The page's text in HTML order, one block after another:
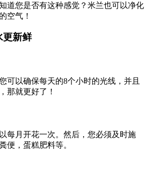
道您是否有这种感觉？米兰也可以净化
空气！
更新鲜
可以确保每天的8个小时的光线，并且
那就更好了！
每月开花一次。然后，您必须及时施
便，蛋糕肥料等。